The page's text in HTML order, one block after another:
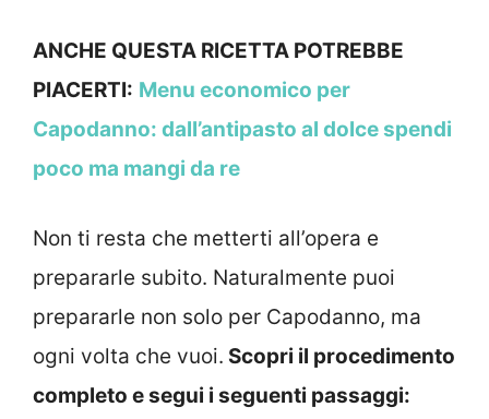
ANCHE QUESTA RICETTA POTREBBE
PIACERTI: Menu economico per
Capodanno: dall’antipasto al dolce spendi
poco ma mangi da re
Non ti resta che metterti all’opera e
prepararle subito. Naturalmente puoi
prepararle non solo per Capodanno, ma
ogni volta che vuoi. Scopri il procedimento
completo e segui i seguenti passaggi: